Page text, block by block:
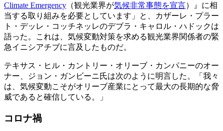
Climate Emergency （観光業界が気候非常事態を宣言）』に相
当する取り組みを必要としています」と、カザーレ・プラー
ト・デッレ・コッチネッレのデブラ・キャロル・ハドックは
語った。これは、気候変動対策を求める観光業界関係者の緊
急イニシアチブに言及したものだ。
テキサス・ヒル・カントリー・オリーブ・カンパニーのオー
ナー、ジョン・ガンビーニ氏は次のように明言した。「我々
は、気候変動こそがオリーブ産業にとって最大の長期的な脅
威であると確信している。」
コロナ禍